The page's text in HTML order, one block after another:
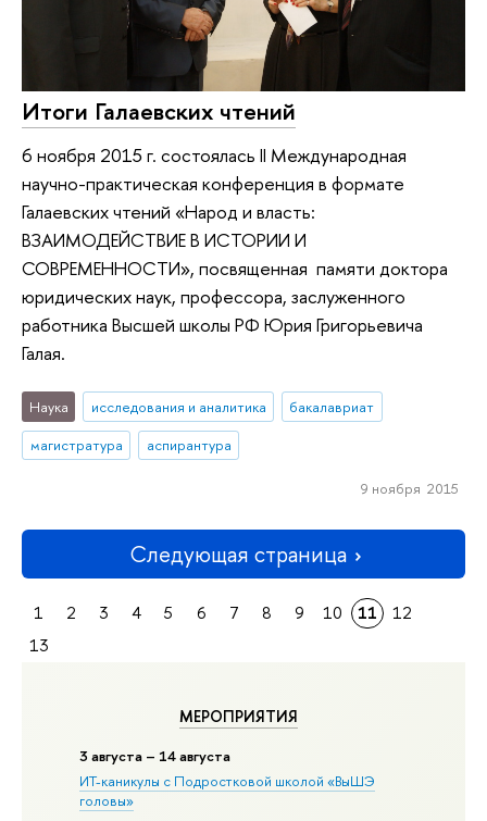
МЕРОПРИЯТИЯ
3 августа – 14 августа
ИТ-каникулы с Подростковой школой «ВыШЭ
головы»
Итоги Галаевских чтений
6 ноября 2015 г. состоялась II Международная
научно-практическая конференция в формате
Галаевских чтений «Народ и власть:
ВЗАИМОДЕЙСТВИЕ В ИСТОРИИ И
СОВРЕМЕННОСТИ», посвященная памяти доктора
юридических наук, профессора, заслуженного
работника Высшей школы РФ Юрия Григорьевича
Галая.
Наука исследования и аналитика
бакалавриат
магистратура
аспирантура
9 ноября 2015
Следующая страница
1 2 3 4 5 6 7 8 9 10 11
12
13